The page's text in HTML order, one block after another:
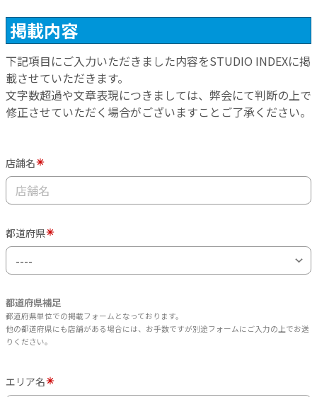
掲載内容
下記項目にご入力いただきました内容をSTUDIO INDEXに掲
載させていただきます。
文字数超過や文章表現につきましては、弊会にて判断の上で
修正させていただく場合がございますことご了承ください。
店舗名
都道府県
都道府県補足
都道府県単位での掲載フォームとなっております。
他の都道府県にも店舗がある場合には、お手数ですが別途フォームにご入力の上でお送
りください。
エリア名